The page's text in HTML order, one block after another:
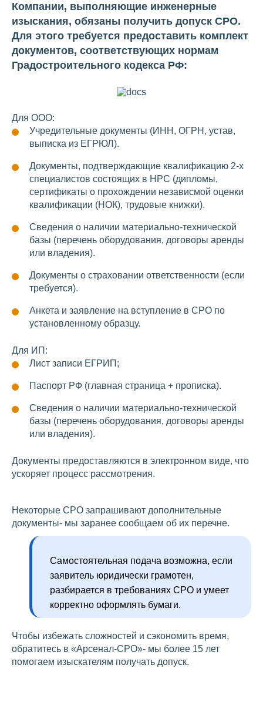
Компании, выполняющие инженерные
изыскания, обязаны получить допуск СРО.
Для этого требуется предоставить комплект
документов, соответствующих нормам
Градостроительного кодекса РФ:
Для ООО:
Учредительные документы (ИНН, ОГРН, устав,
выписка из ЕГРЮЛ).
Документы, подтверждающие квалификацию 2-х
специалистов состоящих в НРС (дипломы,
сертификаты о прохождении независмой оценки
квалификации (НОК), трудовые книжки).
Сведения о наличии материально-технической
базы (перечень оборудования, договоры аренды
или владения).
Документы о страховании ответственности (если
требуется).
Анкета и заявление на вступление в СРО по
установленному образцу.
Для ИП:
Лист записи ЕГРИП;
Паспорт РФ (главная страница + прописка).
Сведения о наличии материально-технической
базы (перечень оборудования, договоры аренды
или владения).
Документы предоставляются в электронном виде, что
ускоряет процесс рассмотрения.
Некоторые СРО запрашивают дополнительные
документы- мы заранее сообщаем об их перечне.
Самостоятельная подача возможна, если
заявитель юридически грамотен,
разбирается в требованиях СРО и умеет
корректно оформлять бумаги.
Чтобы избежать сложностей и сэкономить время,
обратитесь в «Арсенал-СРО»- мы более 15 лет
помогаем изыскателям получать допуск.